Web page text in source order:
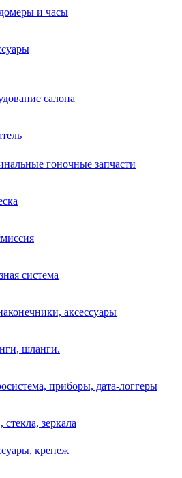
и часы
салона
гоночные запчасти
система
аксессуары
шланги.
приборы, дата-логгеры
стекла, зеркала
крепеж